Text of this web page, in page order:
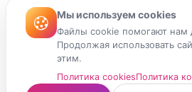
Мы используем cookies
Файлы cookie помогают нам
Продолжая использовать
этим.
Политика cookiesПолитика